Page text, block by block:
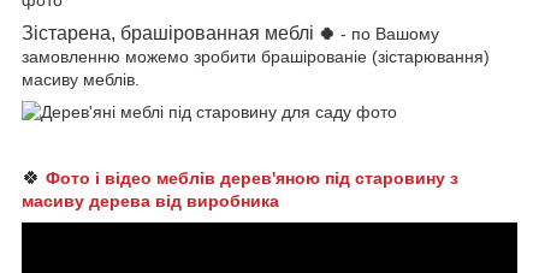
Зістарена, брашірованная меблі 🍀 - по Вашому
замовленню можемо зробити брашірованіе (зістарювання)
масиву меблів.
🍀 Фото і відео меблів дерев'яною під старовину з
масиву дерева від виробника